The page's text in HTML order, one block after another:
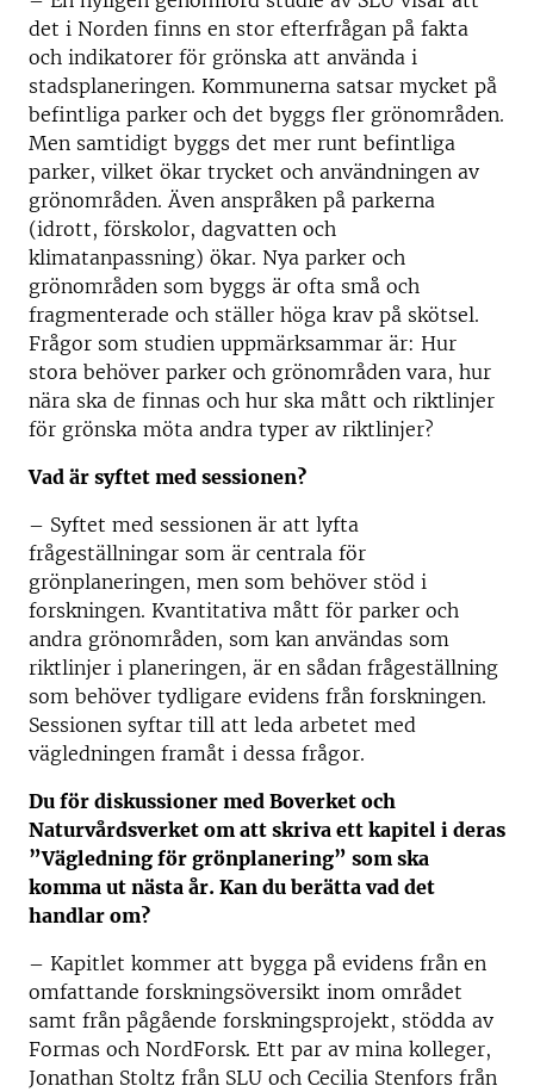
det i Norden finns en stor efterfrågan på fakta
och indikatorer för grönska att använda i
stadsplaneringen. Kommunerna satsar mycket på
befintliga parker och det byggs fler grönområden.
Men samtidigt byggs det mer runt befintliga
parker, vilket ökar trycket och användningen av
grönområden. Även anspråken på parkerna
(idrott, förskolor, dagvatten och
klimatanpassning) ökar. Nya parker och
grönområden som byggs är ofta små och
fragmenterade och ställer höga krav på skötsel.
Frågor som studien uppmärksammar är: Hur
stora behöver parker och grönområden vara, hur
nära ska de finnas och hur ska mått och riktlinjer
för grönska möta andra typer av riktlinjer?
Vad är syftet med sessionen?
– Syftet med sessionen är att lyfta
frågeställningar som är centrala för
grönplaneringen, men som behöver stöd i
forskningen. Kvantitativa mått för parker och
andra grönområden, som kan användas som
riktlinjer i planeringen, är en sådan frågeställning
som behöver tydligare evidens från forskningen.
Sessionen syftar till att leda arbetet med
vägledningen framåt i dessa frågor.
Du för diskussioner med Boverket och
Naturvårdsverket om att skriva ett kapitel i deras
”Vägledning för grönplanering” som ska
komma ut nästa år. Kan du berätta vad det
handlar om?
– Kapitlet kommer att bygga på evidens från en
omfattande forskningsöversikt inom området
samt från pågående forskningsprojekt, stödda av
Formas och NordForsk. Ett par av mina kolleger,
Jonathan Stoltz från SLU och Cecilia Stenfors från